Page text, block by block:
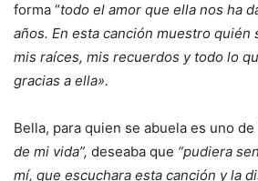
forma “todo el amor que ella nos ha
años. En esta canción muestro quién
mis raíces, mis recuerdos y todo lo
gracias a ella».
Bella, para quien se abuela es uno de
de mi vida”, deseaba que “pudiera
mí, que escuchara esta canción y la